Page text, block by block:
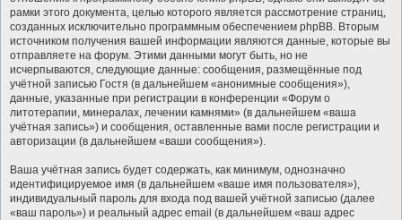
рамки этого документа, целью которого является рассмотрение страниц,
созданных исключительно программным обеспечением phpBB. Вторым
источником получения вашей информации являются данные, которые вы
отправляете на форум. Этими данными могут быть, но не
исчерпываются, следующие данные: сообщения, размещённые под
учётной записью Гостя (в дальнейшем «анонимные сообщения»),
данные, указанные при регистрации в конференции «Форум о
литотерапии, минералах, лечении камнями» (в дальнейшем «ваша
учётная запись») и сообщения, оставленные вами после регистрации и
авторизации (в дальнейшем «ваши сообщения»).
Ваша учётная запись будет содержать, как минимум, однозначно
идентифицируемое имя (в дальнейшем «ваше имя пользователя»),
индивидуальный пароль для входа под вашей учётной записью (далее
«ваш пароль») и реальный адрес email (в дальнейшем «ваш адрес